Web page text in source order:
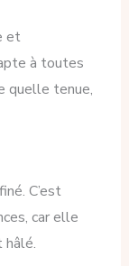
et
à toutes
quelle tenue,
C’est
car elle